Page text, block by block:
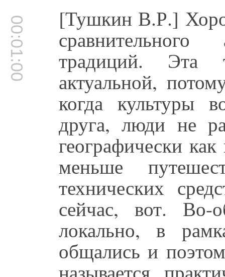
00:01:00 [Тушкин В.Р.]
традиций. Эта
актуальной,
когда культуры
друга, люди не
географически
меньше
технических
сейчас, вот.
локально, в
общались и
называется,